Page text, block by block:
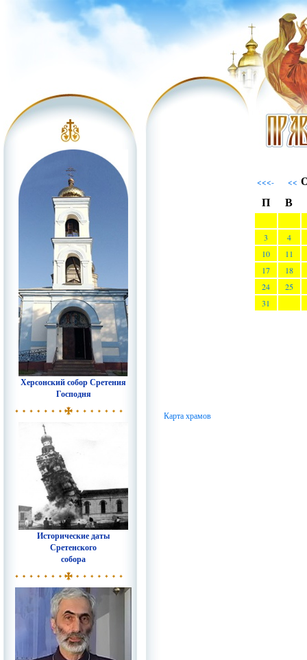
Херсонский собор Сретения
Господня
Исторические даты
Сретенского
собора
<<<- <<
П
В
3
4
10
11
17
18
24
25
31
Карта храмов